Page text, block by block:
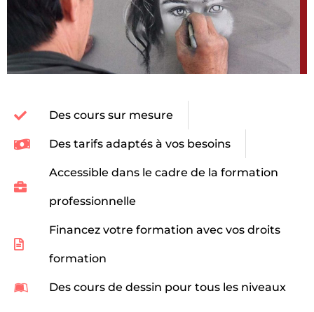
Des cours sur mesure
Des tarifs adaptés à vos besoins
Accessible dans le cadre de la formation
professionnelle
Financez votre formation avec vos droits
formation
Des cours de dessin pour tous les niveaux